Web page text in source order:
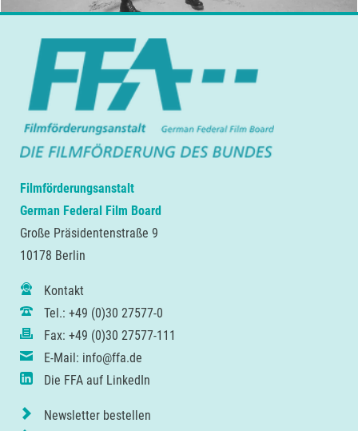
Filmförderungsanstalt
German Federal Film Board
Große Präsidentenstraße 9
10178 Berlin
Kontakt
Tel.: +49 (0)30 27577-0
Fax: +49 (0)30 27577-111
E-Mail: info@ffa.de
Die FFA auf LinkedIn
Newsletter bestellen